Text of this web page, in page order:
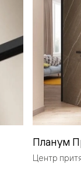
Планум
Центр